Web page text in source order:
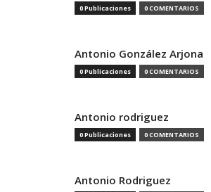
0 Publicaciones 0 COMENTARIOS
Antonio González Arjona
0 Publicaciones 0 COMENTARIOS
Antonio rodriguez
0 Publicaciones 0 COMENTARIOS
Antonio Rodriguez